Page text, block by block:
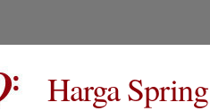
Harga